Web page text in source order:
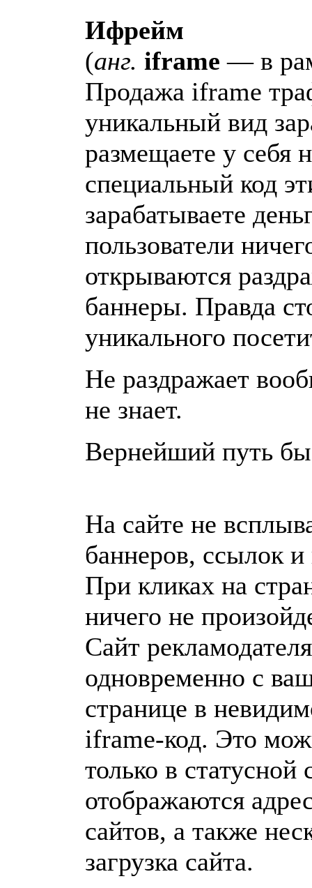
Ифрейм
(анг. iframe — в
Продажа iframe
уникальный вид
размещаете у себя
специальный код
зарабатываете
пользователи
открываются
баннеры. Правда
уникального
Не раздражает
не знает.
Вернейший путь
На сайте не
баннеров, ссылок
При кликах на
ничего не
Сайт
одновременно с
странице в
iframe-код. Это
только в статусной
отображаются
сайтов, а также
загрузка сайта.